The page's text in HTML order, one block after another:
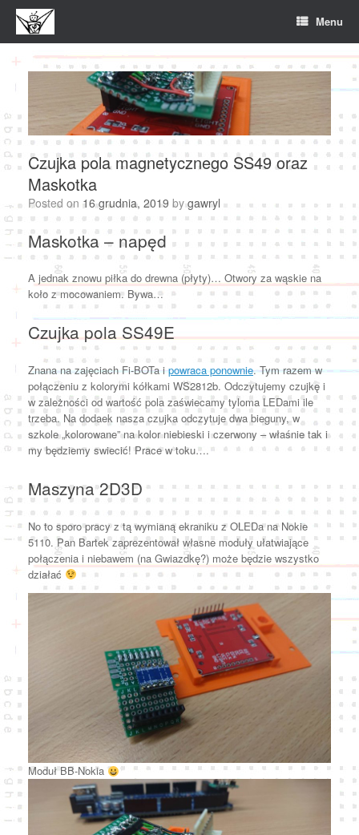
Skip
content
Menu
Czujka pola magnetycznego SS49 oraz
Maskotka
Posted on 16 grudnia, 2019 bygawryl
Maskotka – napęd
A jednak znowu piłka do drewna (płyty)… Otwory za wąskie na
koło z mocowaniem. Bywa…
Czujka pola SS49E
Znana na zajęciach Fi-BOTa ipowraca ponownie. Tym razem w
połączeniu z kolorymi kółkami WS2812b. Odczytujemy czujkę i
w zależności od wartość pola zaświecamy tyloma LEDami ile
trzeba. Na dodaek nasza czujka odczytuje dwa bieguny, w
szkole „kolorowane” na kolor niebieski i czerwony – właśnie tak i
my będziemy swiecić! Prace w toku….
Maszyna 2D3D
No to sporo pracy z tą wymianą ekraniku z OLEDa na Nokie
5110. Pan Bartek zaprezentował własne moduły ułatwiające
połączenia i niebawem (na Gwiazdkę?) może będzie wszystko
działać
Moduł BB-Nokia